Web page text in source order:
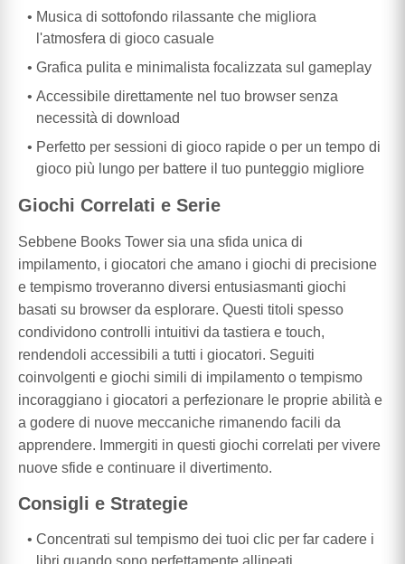
Musica di sottofondo rilassante che migliora
l'atmosfera di gioco casuale
Grafica pulita e minimalista focalizzata sul gameplay
Accessibile direttamente nel tuo browser senza
necessità di download
Perfetto per sessioni di gioco rapide o per un tempo di
gioco più lungo per battere il tuo punteggio migliore
Giochi Correlati e Serie
Sebbene Books Tower sia una sfida unica di
impilamento, i giocatori che amano i giochi di precisione
e tempismo troveranno diversi entusiasmanti giochi
basati su browser da esplorare. Questi titoli spesso
condividono controlli intuitivi da tastiera e touch,
rendendoli accessibili a tutti i giocatori. Seguiti
coinvolgenti e giochi simili di impilamento o tempismo
incoraggiano i giocatori a perfezionare le proprie abilità e
a godere di nuove meccaniche rimanendo facili da
apprendere. Immergiti in questi giochi correlati per vivere
nuove sfide e continuare il divertimento.
Consigli e Strategie
Concentrati sul tempismo dei tuoi clic per far cadere i